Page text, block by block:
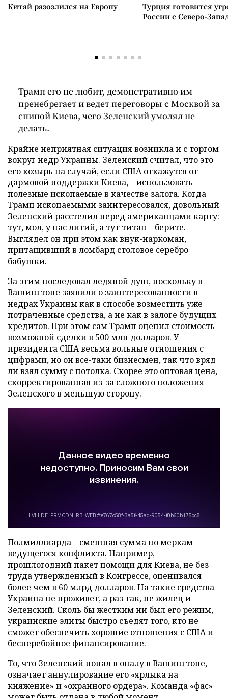
Китай разозлился на Европу
Турция готовится
России с Северо-
Трамп его не любит, демонстративно им
пренебрегает и ведет переговоры с Москвой за
спиной Киева, чего Зеленский умолял не
делать.
Крайне неприятная ситуация возникла и с торгом
вокруг недр Украины. Зеленский считал, что это
его козырь на случай, если США откажутся от
дармовой поддержки Киева, – использовать
полезные ископаемые в качестве залога. Когда
Трамп ископаемыми заинтересовался, довольный
Зеленский расстелил перед американцами карту:
тут, мол, у нас литий, а тут титан – берите.
Выглядел он при этом как внук-наркоман,
притащивший в ломбард столовое серебро
бабушки.
За этим последовал ледяной душ, поскольку в
Вашингтоне заявили о заинтересованности в
недрах Украины как в способе возместить уже
потраченные средства, а не как в залоге будущих
кредитов. При этом сам Трамп оценил стоимость
возможной сделки в 500 млн долларов. У
президента США весьма вольные отношения с
цифрами, но он все-таки бизнесмен, так что вряд
ли взял сумму с потолка. Скорее это оптовая цена,
скорректированная из-за сложного положения
Зеленского в меньшую сторону.
Полмиллиарда – смешная сумма по меркам
ведущегося конфликта. Например,
прошлогодний пакет помощи для Киева, не без
труда утвержденный в Конгрессе, оценивался
более чем в 60 млрд долларов. На такие средства
Украина не проживет, а раз так, не жилец и
Зеленский. Сколь бы жестким ни был его режим,
украинские элиты быстро съедят того, кто не
сможет обеспечить хорошие отношения с США и
бесперебойное финансирование.
То, что Зеленский попал в опалу в Вашингтоне,
означает аннулирование его «ярлыка на
княжение» и «охранного ордера». Команда «фас»